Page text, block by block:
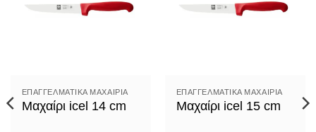
ΕΠΑΓΓΕΛΜΑΤΙΚΆ ΜΑΧΑΊΡΙΑ
Μαχαίρι icel 14 cm
ΕΠΑΓΓΕΛΜΑΤΙΚΆ ΜΑΧΑΊΡΙΑ
Μαχαίρι icel 15 cm